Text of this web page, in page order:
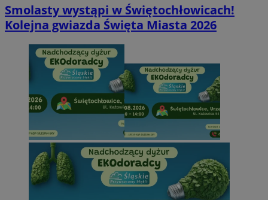
Smolasty wystąpi w Świętochłowicach!
Kolejna gwiazda Święta Miasta 2026